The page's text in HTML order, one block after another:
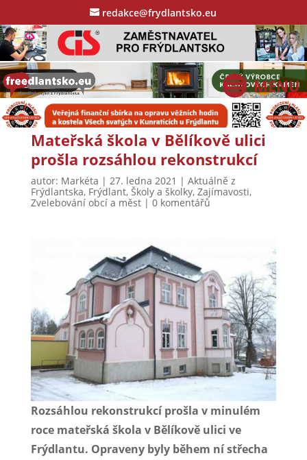
redakce@frydlantsko.eu
Mateřská škola v Bělíkově ulici
prošla rozsáhlou rekonstrukcí
autor: Markéta | 27. ledna 2021 | Aktuálně z
Frýdlantska, Frýdlant, Školy a školky, Zajímavosti,
Zvelebování obcí a měst| 0 komentářů
Rozsáhlou rekonstrukcí prošla v minulém
roce mateřská škola v Bělíkově ulici ve
Frýdlantu. Opraveny byly během ní střecha